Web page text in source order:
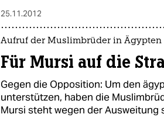
25.11.2012
Aufruf der Muslimbrüder in Ägypten
Für Mursi auf die
Gegen die Opposition: Um den
unterstützen, haben die
Mursi steht wegen der Ausweitung